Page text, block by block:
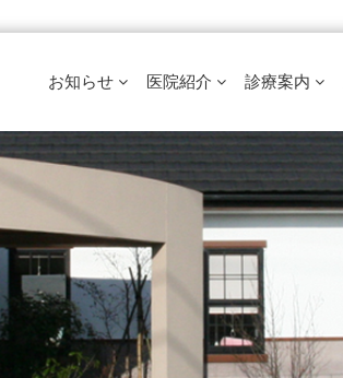
お知らせ 医院紹介 診療案内